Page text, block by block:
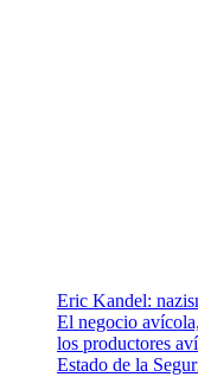
Eric Kandel:
El negocio
los productores
Estado de la